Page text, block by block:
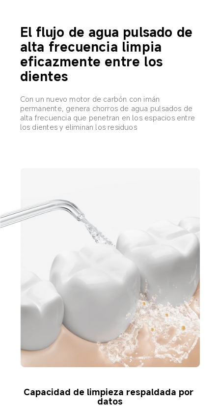
El flujo de agua pulsado de
alta frecuencia limpia
eficazmente entre los
dientes
Con un nuevo motor de carbón con imán
permanente, genera chorros de agua pulsados de
alta frecuencia que penetran en los espacios entre
los dientes y eliminan los residuos
Capacidad de limpieza respaldada por
datos